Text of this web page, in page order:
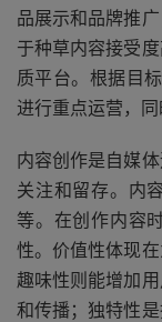
品展示和品牌推
于种草内容接受
质平台。根据目
进行重点运营，
内容创作是自媒
关注和留存。内
等。在创作内容
性。价值性体现
趣味性则能增加
和传播；独特性